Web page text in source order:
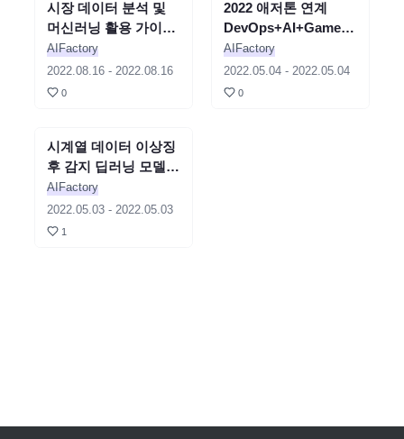
세미나 종료
시장 데이터 분석 및
머신러닝 활용 가이드
| 2022 농넷 농산물 가
격 예측 AI 경진대회
연계 세미나
AIFactory
2022.08.16- 2022.08.16
0
세미나
2022 애저톤 연계
DevOps+AI+Game
무료 세미나
AIFactory
2022.05.04- 2022.05.04
0
세미나 종료
시계열 데이터 이상징
후 감지 딥러닝 모델
입문+실전+해커톤 무
료 온라인 세미나
AIFactory
2022.05.03- 2022.05.03
1